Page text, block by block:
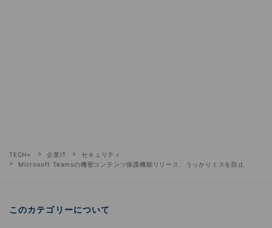
TECH+ 企業IT
セキュリティ
Microsoft Teamsの機密コンテンツ保護機能リリース、うっかりミスを防止
このカテゴリーについて